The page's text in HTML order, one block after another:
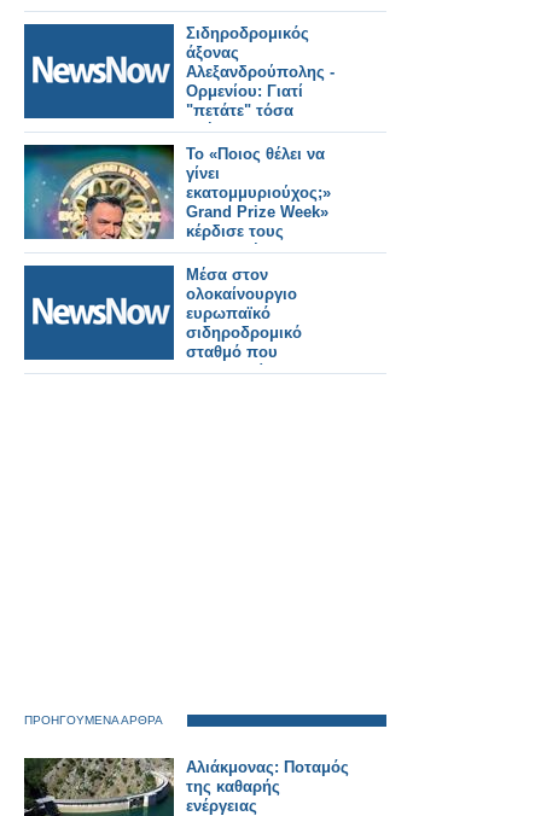
Σιδηροδρομικός
άξονας
Αλεξανδρούπολης -
Ορμενίου: Γιατί
"πετάτε" τόσα
χρήματα;
Το «Ποιος θέλει να
γίνει
εκατομμυριούχος;»
Grand Prize Week»
κέρδισε τους
τηλεθεατές...
Μέσα στον
ολοκαίνουργιο
ευρωπαϊκό
σιδηροδρομικό
σταθμό που
χαρακτηρίστηκε ως
ΠΡΟΗΓΟΥΜΕΝΑ ΑΡΘΡΑ
Αλιάκμονας: Ποταμός
της καθαρής
ενέργειας